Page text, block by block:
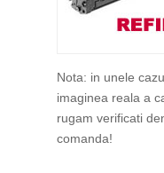
Nota: in unele
imaginea reala a
rugam verificati
comanda!